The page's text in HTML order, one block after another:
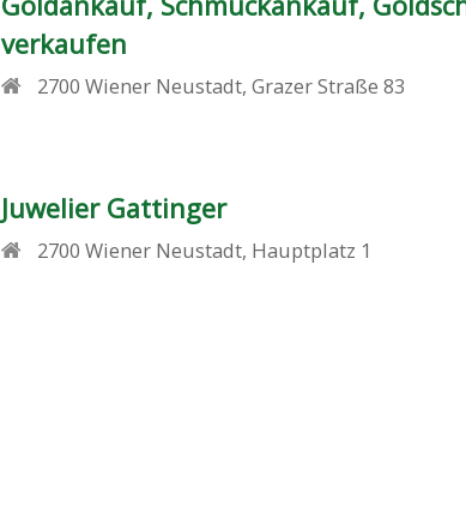
verkaufen
2700 Wiener Neustadt,Grazer Straße 83
Juwelier Gattinger
2700 Wiener Neustadt, Hauptplatz 1